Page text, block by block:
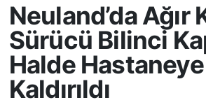
Neuland’da Ağır
Sürücü Bilinci
Halde Hastaneye
Kaldırıldı
HAMBURG
SPOR
DEUTSCH
Puan Durumu ve Fikstür
Tüm Manşetler
Son Dakika Haberleri